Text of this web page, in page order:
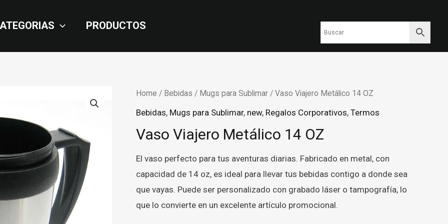
PRODUCTOS
Home / Bebidas / Mugs para Sublimar / Vaso Viajero Metálico 14 OZ
Bebidas, Mugs para Sublimar, new, Regalos Corporativos, Termos
Vaso Viajero Metálico 14 OZ
El vaso perfecto para tus aventuras diarias. Fabricado en metal, con
capacidad de 14 oz, es ideal para llevar tus bebidas contigo a donde sea
que vayas. Puede ser personalizado con grabado láser o tampografía, lo
que lo convierte en un excelente artículo promocional.